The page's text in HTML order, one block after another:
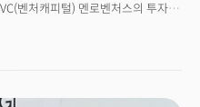
벤처캐피털) 멘로벤처스의 투자자
환경)는 사용자 유지율이 좋은
직접 윈드서프와 비슷한 서비스를